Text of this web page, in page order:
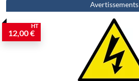
Avertissements
12,00 €
HT